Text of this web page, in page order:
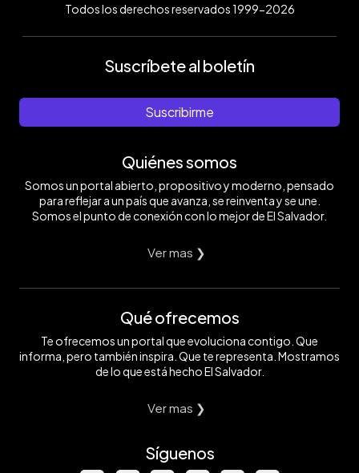
Todos los derechos reservados 1999-2026
Suscríbete al boletín
Suscribirme
Quiénes somos
Somos un portal abierto, propositivo y moderno, pensado
para reflejar a un país que avanza, se reinventa y se une.
Somos el punto de conexión con lo mejor de El Salvador.
Ver mas ❯
Qué ofrecemos
Te ofrecemos un portal que evoluciona contigo. Que
informa, pero también inspira. Que te representa. Mostramos
de lo que está hecho El Salvador.
Ver mas ❯
Síguenos